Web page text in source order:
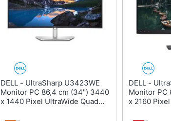
DELL - UltraSharp U3423WE
Monitor PC 86,4 cm (34") 3440
x 1440 Pixel UltraWide Quad
DELL - UltraSharp U3226Q
Monitor PC
x 2160